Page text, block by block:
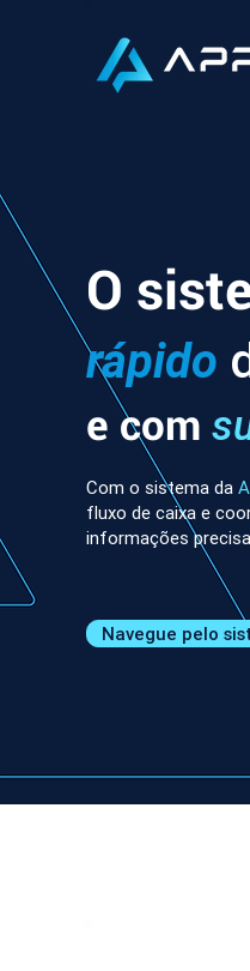
Com o sistema da
fluxo de caixa e
informações
Navegue pelo
O
rápido
e com